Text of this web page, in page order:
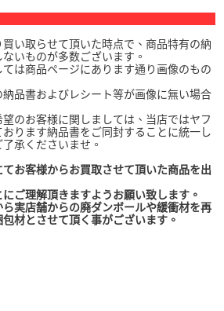
い取らせて頂いた時点で、商品特有の納
いものが多数ございます。
は商品ページにあります通り画像のもの
納品書およびレシート等が画像に無い場合
のお客様に関しましては、当店ではヤフ
ります納品書をご同封することに統一し
承くださいませ。
お客様からお買取させて頂いた商品を出
ご理解頂きますようお願い致します。
実店舗からの廃ダンボールや緩衝材を再
材とさせて頂く事がございます。